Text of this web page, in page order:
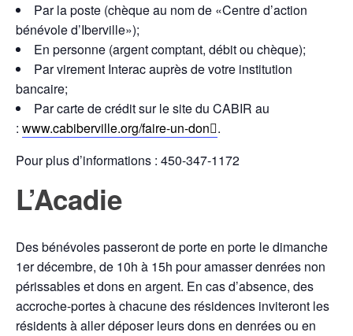
Par la poste (chèque au nom de «Centre d’action
bénévole d’Iberville»);
En personne (argent comptant, débit ou chèque);
Par virement Interac auprès de votre institution
bancaire;
Par carte de crédit sur le site du CABIR au
: www.cabiberville.org/faire-un-don .
Pour plus d’informations : 450-347-1172
L’Acadie
Des bénévoles passeront de porte en porte le dimanche
1er décembre, de 10h à 15h pour amasser denrées non
périssables et dons en argent. En cas d’absence, des
accroche-portes à chacune des résidences inviteront les
résidents à aller déposer leurs dons en denrées ou en